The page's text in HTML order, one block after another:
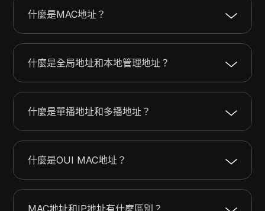
什麼是MAC地址？
什麼是全局地址和本地管理地址？
什麼是單播地址和多播地址？
什麼是OUI MAC地址？